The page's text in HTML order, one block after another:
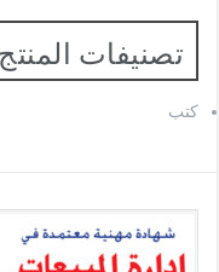
تصنيفات المنتج
كتب